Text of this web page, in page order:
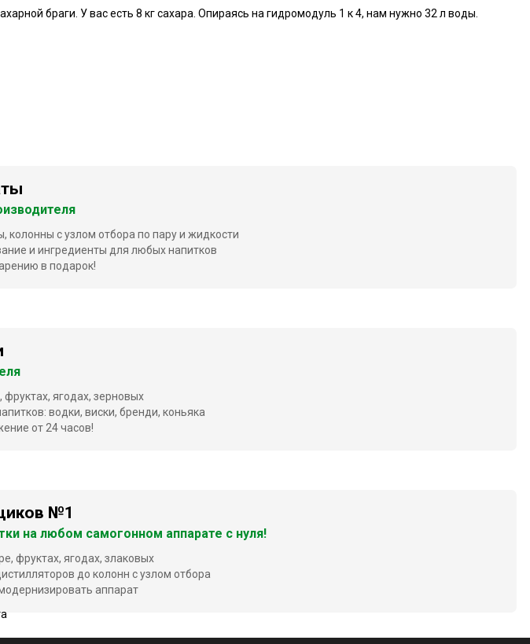
браги. У вас есть 8 кг сахара. Опираясь на гидромодуль 1 к 4, нам нужно 32 л воды.
колонны с узлом отбора по пару и жидкости
и ингредиенты для любых напитков
в подарок!
ягодах, зерновых
водки, виски, бренди, коньяка
от 24 часов!
№1
на любом самогонном аппарате с нуля!
фруктах, ягодах, злаковых
до колонн с узлом отбора
аппарат